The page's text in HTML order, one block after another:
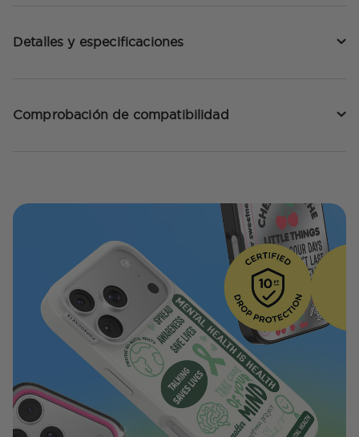
Detalles y especificaciones
Comprobación de compatibilidad